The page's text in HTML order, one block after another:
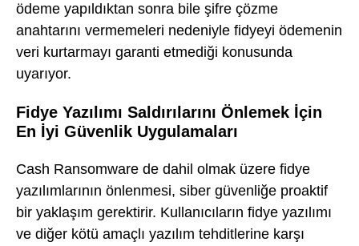
ödeme yapıldıktan sonra bile şifre çözme
anahtarını vermemeleri nedeniyle fidyeyi ödemenin
veri kurtarmayı garanti etmediği konusunda
uyarıyor.
Fidye Yazılımı Saldırılarını Önlemek İçin
En İyi Güvenlik Uygulamaları
Cash Ransomware de dahil olmak üzere fidye
yazılımlarının önlenmesi, siber güvenliğe proaktif
bir yaklaşım gerektirir. Kullanıcıların fidye yazılımı
ve diğer kötü amaçlı yazılım tehditlerine karşı